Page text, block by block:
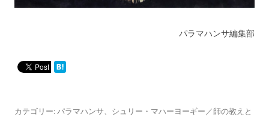
パラマハンサ編集部
カテゴリー: パラマハンサ、 シュリー・マハーヨーギー／師の教えと